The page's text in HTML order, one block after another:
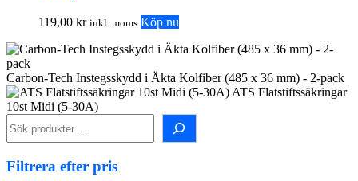
119,00 kr inkl. moms Köp nu
Carbon-Tech Instegsskydd i Äkta Kolfiber (485 x 36 mm) - 2-pack
ATS Flatstiftssäkringar
10st Midi (5-30A)
Filtrera efter pris